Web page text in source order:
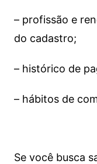
– profissão e
do cadastro;
– histórico de
– hábitos de
Se você busca